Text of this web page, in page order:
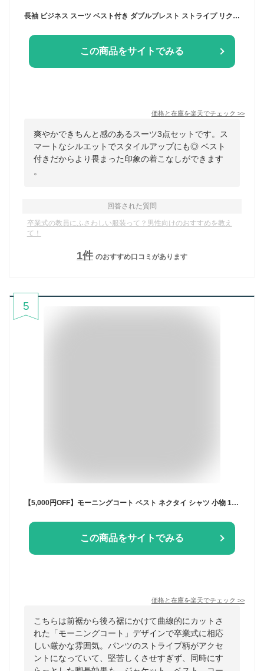
この商品をサイトでみる
価格と在庫を楽天でチェック >>
爽やかできちんと感のあるスーツ3点セットです。ス
マートなシルエットでスタイルアップにも◎ ベスト
付きだからより畏まった印象の着こなしができます
。
回答された質問
卒業式の教員にふさわしい服装って？男性向けのおすすめを教え
て！
1件 のおすすめ口コミがあります
5
この商品をサイトでみる
価格と在庫を楽天でチェック >>
こちらは前裾から後ろ裾にかけて曲線的にカットさ
れた「モーニングコート」デザインで卒業式に相応
しい厳かな雰囲気。パンツのストライプ柄がアクセ
ントになっていて、堅苦しくさせすぎず、同時にす